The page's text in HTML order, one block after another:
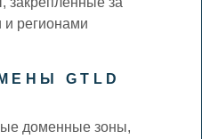
и регионами
GTLD
доменные зоны,